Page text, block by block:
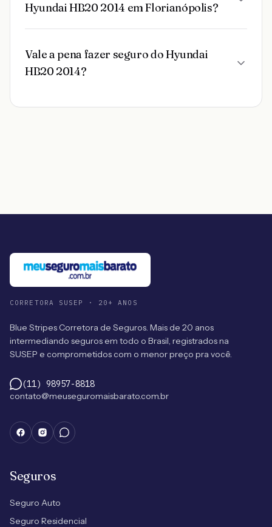
Hyundai HB20 2014 em Florianópolis?
Vale a pena fazer seguro do Hyundai
HB20 2014?
CORRETORA SUSEP · 20+ ANOS
Blue Stripes Corretora de Seguros. Mais de 20 anos
intermediando seguros em todo o Brasil, registrados na
SUSEP e comprometidos com o menor preço pra você.
(11) 98957-8818
contato@meuseguromaisbarato.com.br
Seguros
Seguro Auto
Seguro Residencial